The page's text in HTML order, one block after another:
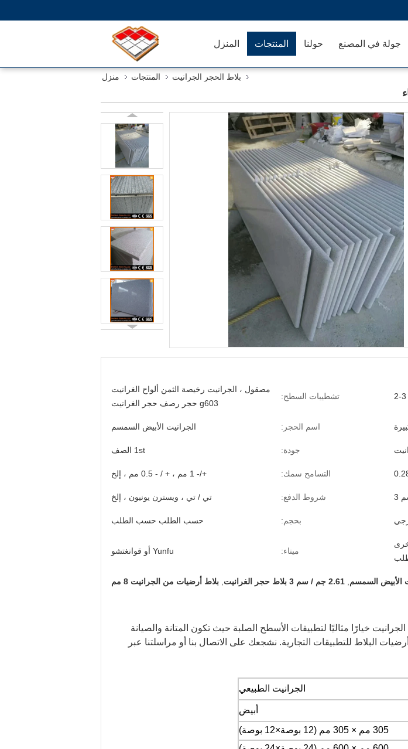
المنزل المنتجات حولنا جولة في المصنع
منزل المنتجات بلاط الحجر الجرانيت
2-3 تشطيبات السطح:
مصقول ، الجرانيت رخيصة الثمن ألواح الغرانيت
g603 حجر رصف حجر الغرانيت
اسم الحجر: الجرانيت الأبيض السمسم
جودة: 1st الصف
التسامح سمك: +/- 1 مم ، + / - 0.5 مم ، إلخ
شروط الدفع: تي / تي ، ويسترن يونيون ، إلخ
بحجم: حسب الطلب حسب الطلب
، 20 مم ، أخرى
ميناء: Yunfu أو قوانغتشو
الأبيض السمسم 2.61 جم / سم 3 بلاط حجر الغرانيت بلاط أرضيات من الجرانيت 8 مم
خيارًا مثاليًا لتطبيقات الأسطح الصلبة حيث تكون المتانة والصيانة
البلاط للتطبيقات التجارية. نشجعك على الاتصال بنا أو مراسلتنا عبر
الجرانيت الطبيعي
أبيض
305 مم × 305 مم (12 بوصة ×12 بوصة)